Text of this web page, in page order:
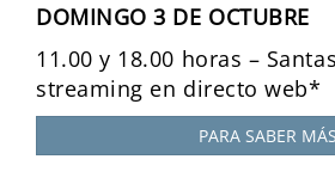
DOMINGO 3 DE OCTUBRE
11.00 y 18.00 horas –
streaming en directo web*
PARA SABER MÁS